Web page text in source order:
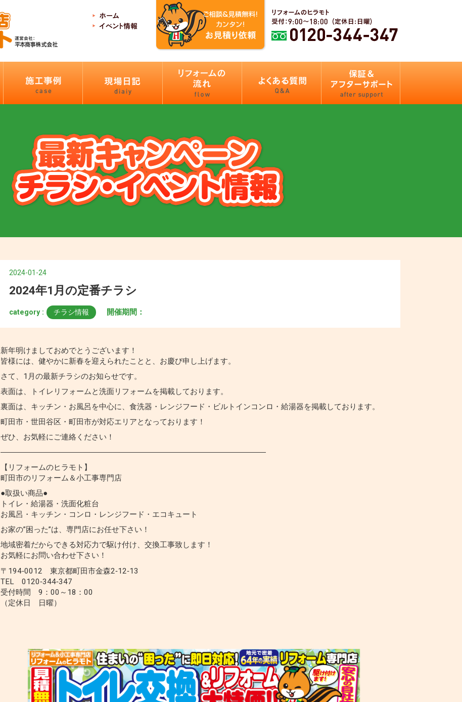
2024-01-24
2024年1月の定番チラシ
category : チラシ情報 開催期間：
新年明けましておめでとうございます！
皆様には、健やかに新春を迎えられたことと、お慶び申し上げます。
さて、1月の最新チラシのお知らせです。
表面は、トイレリフォームと洗面リフォームを掲載しております。
裏面は、キッチン・お風呂を中心に、食洗器・レンジフード・ビルトインコンロ・給湯器を掲載しております。
町田市・世田谷区・町田市が対応エリアとなっております！
ぜひ、お気軽にご連絡ください！
―――――――――――――――――――――――――――――――――――
【リフォームのヒラモト】
町田市のリフォーム＆小工事専門店
●取扱い商品●
トイレ・給湯器・洗面化粧台
お風呂・キッチン・コンロ・レンジフード・エコキュート
お家の”困った”は、専門店にお任せ下さい！
地域密着だからできる対応力で駆け付け、交換工事致します！
お気軽にお問い合わせ下さい！
〒194‐0012 東京都町田市金森2‐12‐13
TEL 0120‐344‐347
受付時間 9：00～18：00
（定休日 日曜）